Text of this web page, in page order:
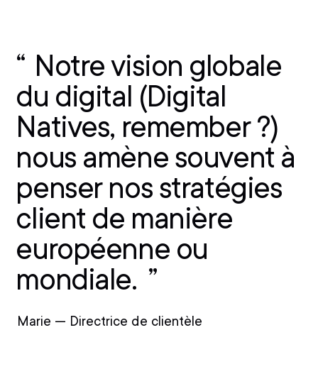
Notre vision globale
du digital (Digital
Natives, remember ?)
nous amène souvent à
penser nos stratégies
client de manière
européenne ou
mondiale.
Marie — Directrice de clientèle